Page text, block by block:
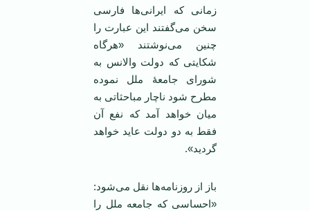
زمانی که ایرانی‌ها فارسی
سخن می‌گفتند این عبارت را
چنین می‌نوشتند «هرگاه
شکایتی که دولت والانس به
شورای جامعۀ ملل نموده
مطرح شود ناچار مباحثاتی به
میان خواهد آمد که نفع آن
فقط به دو دولت عاید خواهد
گردید».
باز از روزنامه‌ها نقل می‌شود:
«احساسی که جامعه ملل را